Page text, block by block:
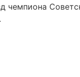
чемпиона